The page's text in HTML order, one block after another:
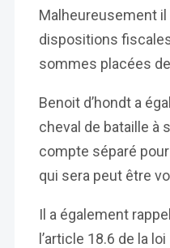
Malheureusement il
dispositions
sommes placées
Benoit d’hondt a
cheval de bataille à
compte séparé
qui sera peut être
Il a également
l’article 18.6 de la